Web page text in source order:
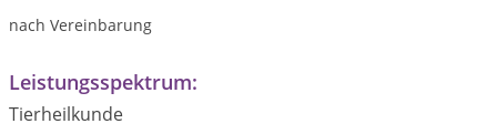
nach Vereinbarung
Leistungsspektrum:
Tierheilkunde